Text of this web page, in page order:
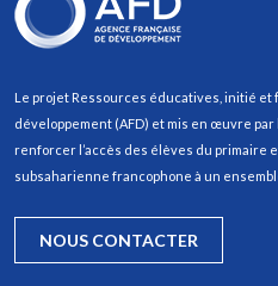
Le projet Ressources éducatives, initié et
développement (AFD) et mis en œuvre par
renforcer l’accès des élèves du primaire
subsaharienne francophone à un
NOUS CONTACTER